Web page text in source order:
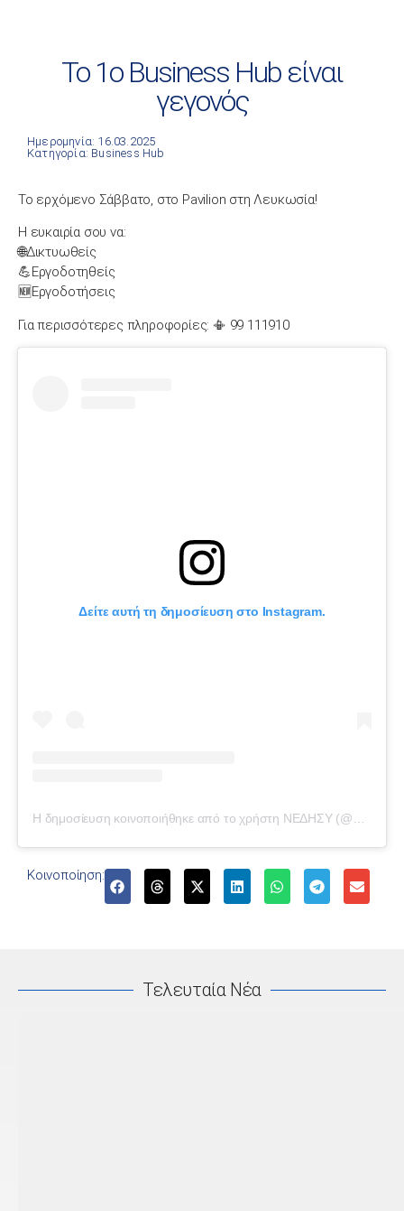
Το 1ο Business Hub είναι
γεγονός
Ημερομηνία: 16.03.2025
Κατηγορία: Business Hub
Το ερχόμενο Σάββατο, στο Pavilion στη Λευκωσία!
Η ευκαιρία σου να:
🌐Δικτυωθείς
💪Εργοδοτηθείς
🆕Εργοδοτήσεις
Για περισσότερες πληροφορίες: 📳 99 111910
Δείτε αυτή τη δημοσίευση στο Instagram.
Κοινοποίηση:
Τελευταία Νέα